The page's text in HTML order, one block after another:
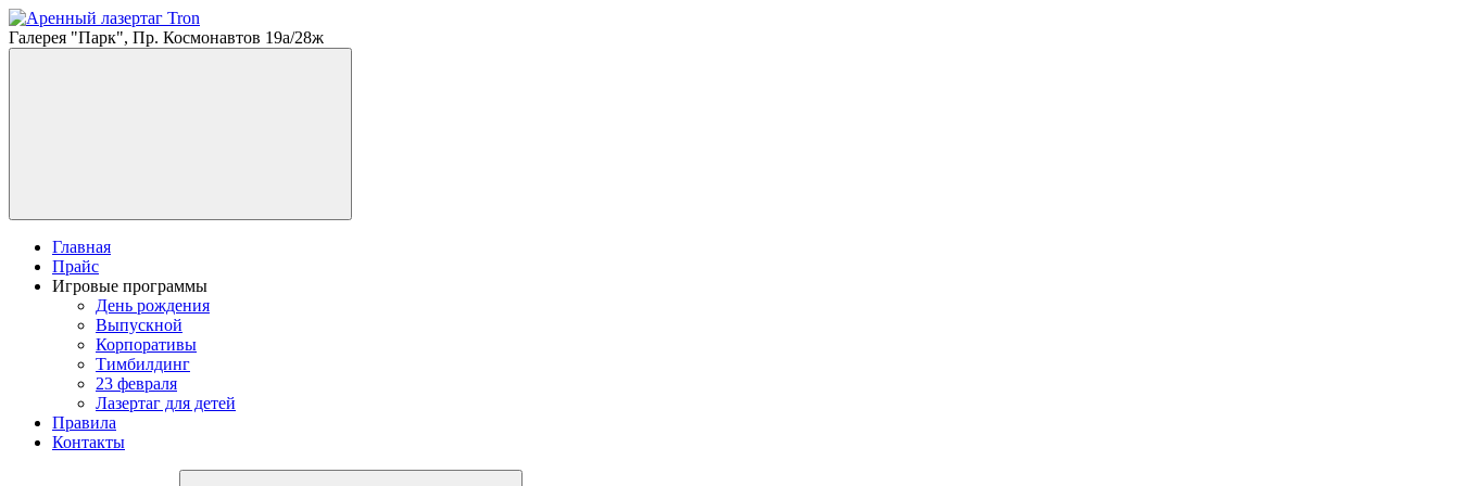
Галерея "Парк", Пр. Космонавтов 19а/28ж
Главная
Прайс
Игровые программы
День рождения
Выпускной
Корпоративы
Тимбилдинг
23 февраля
Лазертаг для детей
Правила
Контакты